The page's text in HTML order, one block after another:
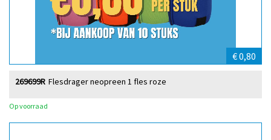
€ 0,80
Flesdrager neopreen 1 fles roze
269699R
Op voorraad